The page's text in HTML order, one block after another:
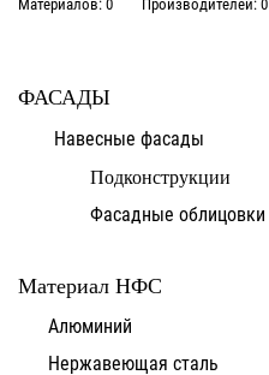
ФАСАДЫ
Навесные фасады
Подконструкции
Фасадные облицовки
Материал НФС
Алюминий
Нержавеющая сталь